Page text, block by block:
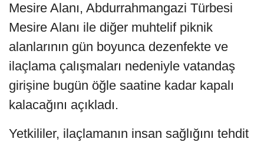
Mesire Alanı, Abdurrahmangazi Türbesi
Mesire Alanı ile diğer muhtelif piknik
alanlarının gün boyunca dezenfekte ve
ilaçlama çalışmaları nedeniyle vatandaş
girişine bugün öğle saatine kadar kapalı
kalacağını açıkladı.
Yetkililer, ilaçlamanın insan sağlığını tehdit